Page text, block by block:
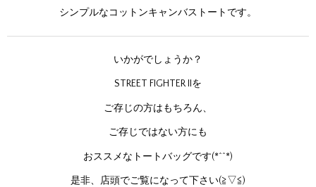
シンプルなコットンキャンバストートです。
いかがでしょうか？
STREET FIGHTER IIを
ご存じの方はもちろん、
ご存じではない方にも
おススメなトートバッグです(*^^*)
是非、店頭でご覧になって下さい(≧▽≦)